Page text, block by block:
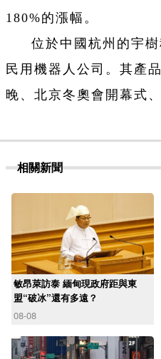
180%的漲幅。
位於中國杭州的宇
民用機器人公司。其產
晚、北京冬奧會開幕式
相關新聞
敏昂萊訪泰 緬甸現政府距與東
盟“破冰”還有多遠？
08-08